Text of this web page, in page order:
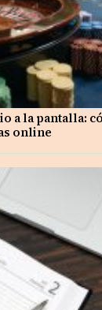
a la pantalla:
online